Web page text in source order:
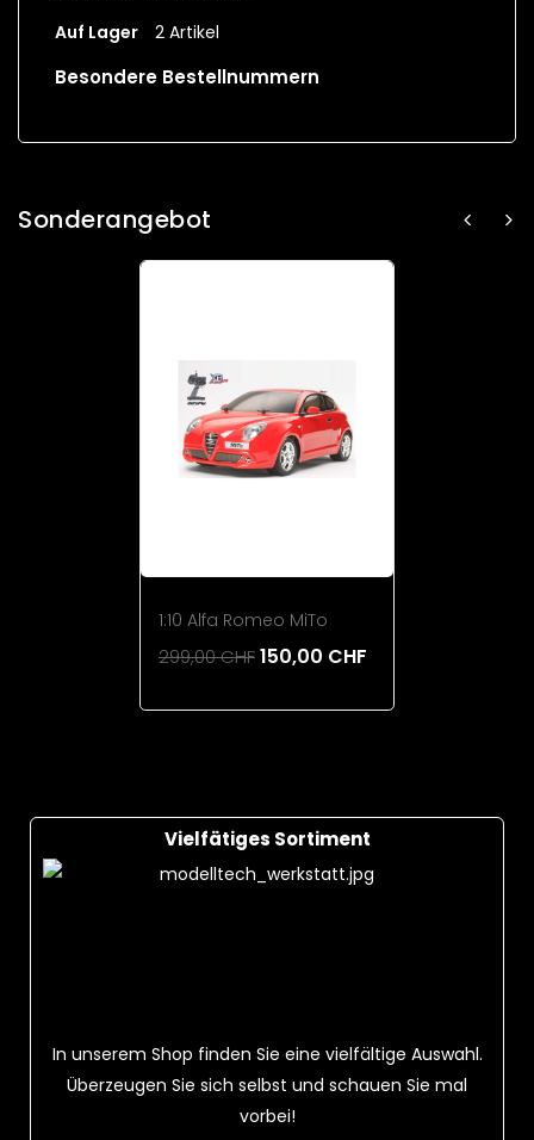
Auf Lager
2 Artikel
Besondere Bestellnummern
Sonderangebot
1:10 Alfa Romeo MiTo
299,00 CHF150,00 CHF
Vielfätiges Sortiment
In unserem Shop finden Sie eine vielfältige Auswahl.
Überzeugen Sie sich selbst und schauen Sie mal
vorbei!